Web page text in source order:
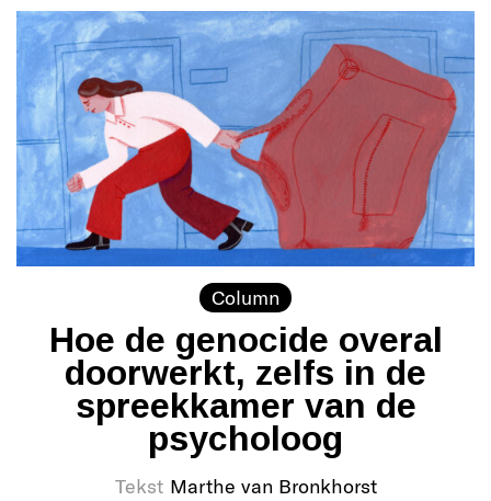
Column
Hoe de genocide overal
doorwerkt, zelfs in de
spreekkamer van de
psycholoog
Tekst Marthe van Bronkhorst